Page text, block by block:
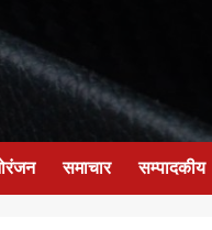
समाचार सम्पादकीय